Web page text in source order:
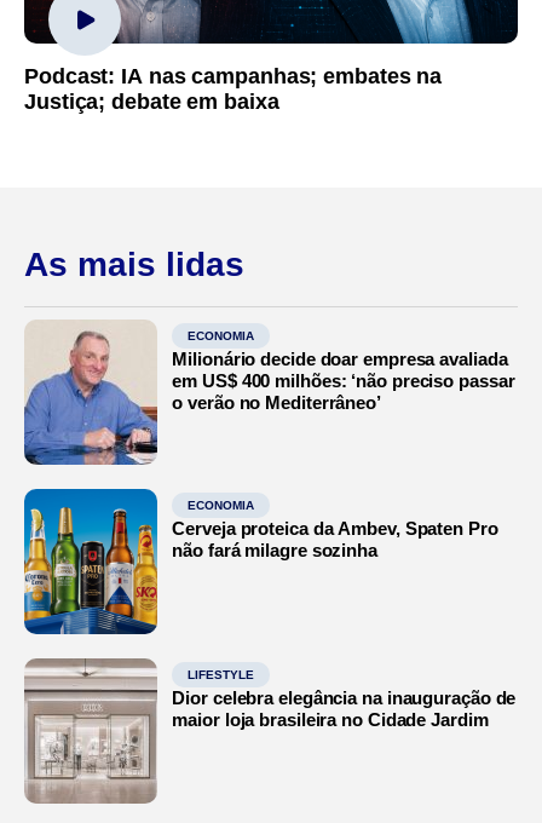
Podcast: IA nas campanhas; embates na
Justiça; debate em baixa
As mais lidas
ECONOMIA
Milionário decide doar empresa avaliada
em US$ 400 milhões: ‘não preciso passar
o verão no Mediterrâneo’
ECONOMIA
Cerveja proteica da Ambev, Spaten Pro
não fará milagre sozinha
LIFESTYLE
Dior celebra elegância na inauguração de
maior loja brasileira no Cidade Jardim